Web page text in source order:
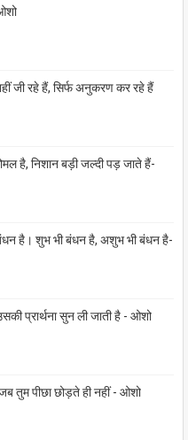
जी रहे हैं, सिर्फ अनुकरण कर रहे हैं
है, निशान बड़ी जल्दी पड़ जाते हैं-
है। शुभ भी बंधन है, अशुभ भी बंधन है-
प्रार्थना सुन ली जाती है - ओशो
तुम पीछा छोड़ते ही नहीं - ओशो